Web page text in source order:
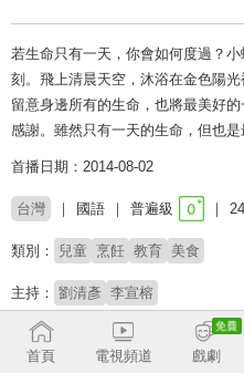
若生命只有一天，你會如何度過？
刻。飛上清晨天空，沐浴在金色陽
留意身邊所有的生命，也將最美好
感謝。雖然只有一天的生命，但也是
首播日期：2014-08-02
台灣 國語 普遍級
類別： 兒童 烹飪 教育 美食
主持： 劉清彥 李宣榕
首頁 電視頻道 戲劇